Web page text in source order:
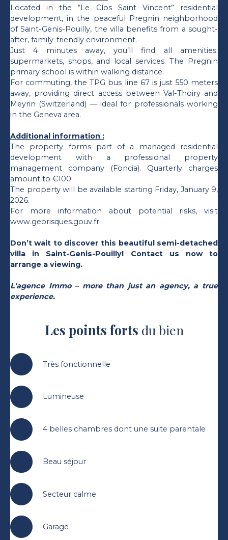
Located in the “Le Clos Saint Vincent” residential
development, in the peaceful Pregnin neighborhood
of Saint-Genis-Pouilly, the villa benefits from a sought-
after, family-friendly environment.
Just 4 minutes away, you’ll find all amenities:
supermarkets, shops, and local services. The Pregnin
primary school is within walking distance.
For commuting, the TPG bus line 67 is just 550 meters
away, providing direct access between Val-Thoiry and
Meyrin (Switzerland) — ideal for professionals working
in the Geneva area.
Additional information :
The property forms part of a managed residential
development with a professional property
management company (Foncia). Quarterly charges
amount to €100.
The property will be available starting Friday, January 9,
2026.
For more information about potential risks, visit
www.georisques.gouv.fr.
Don’t wait to discover this beautiful semi-detached
villa in Saint-Genis-Pouilly! Contact us now to
arrange a viewing.
L'agence Immo – more than just an agency, a true
experience.
Les points forts du bien
Très fonctionnelle
Lumineuse
4 belles chambres dont une suite parentale
Beau séjour
Secteur calme
Garage